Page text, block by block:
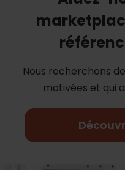
Nous recherchons
motivées et qui